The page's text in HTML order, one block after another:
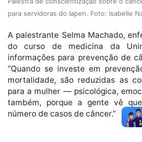
para servidoras do Iapen. Foto: Isabelle
A palestrante Selma Machado,
do curso de medicina da
informações para prevenção de
“Quando se investe em
mortalidade, são reduzidas as
para a mulher — psicológica,
também, porque a gente vê
número de casos de câncer.”